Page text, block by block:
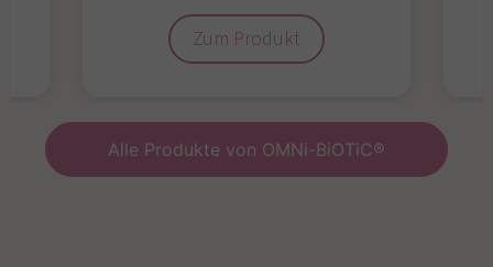
Zum Produkt
Alle Produkte von OMNi-BiOTiC®